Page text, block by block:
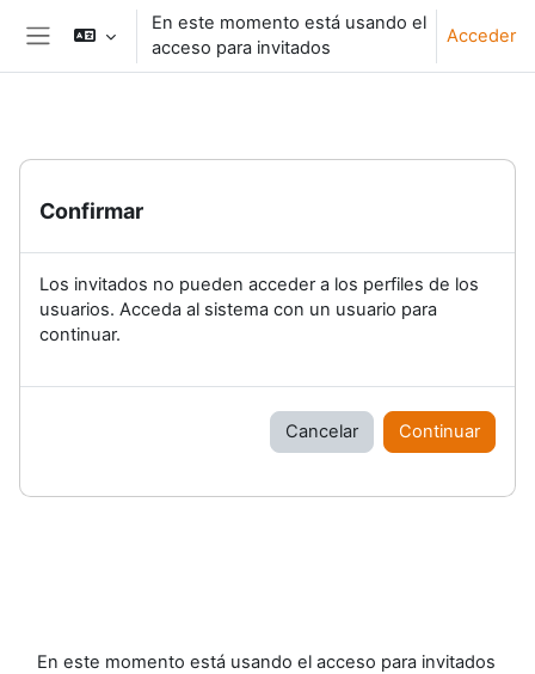
Salta al contenido principal
Panel lateral
En este momento está usando el
acceso para invitados
Acceder
Confirmar
Los invitados no pueden acceder a los perfiles de los
usuarios. Acceda al sistema con un usuario para
continuar.
Cancelar Continuar
En este momento está usando el acceso para invitados